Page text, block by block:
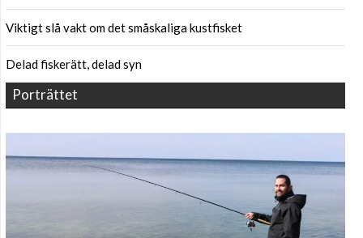
Viktigt slå vakt om det småskaliga kustfisket
Delad fiskerätt, delad syn
Porträttet